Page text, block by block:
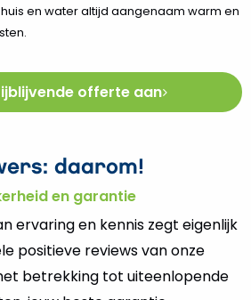
en water altijd aangenaam warm en
offerte aan
daarom!
en garantie
ervaring en kennis zegt eigenlijk
positieve reviews van onze
betrekking tot uiteenlopende